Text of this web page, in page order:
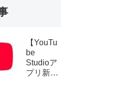
【YouTu
be
Studioア
プリ新機